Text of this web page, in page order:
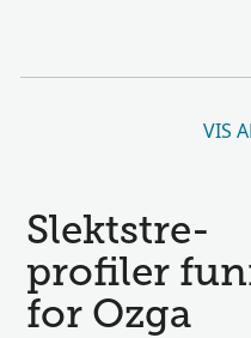
VIS
Slektstre-
profiler
for Ozga